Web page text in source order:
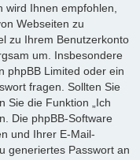
Ihnen empfohlen,
Webseiten zu
zu Ihrem Benutzerkonto
um. Insbesondere
phpBB Limited oder ein
fragen. Sollten Sie
Sie die Funktion „Ich
Die phpBB-Software
und Ihrer E-Mail-
generiertes Passwort an